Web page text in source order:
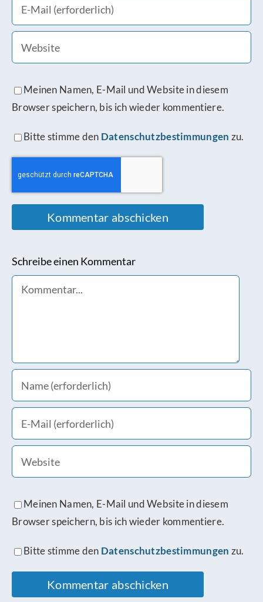
Meinen Namen, E-Mail und Website in diesem
Browser speichern, bis ich wieder kommentiere.
Bitte stimme den Datenschutzbestimmungen zu.
Schreibe einen Kommentar
Comment
Meinen Namen, E-Mail und Website in diesem
Browser speichern, bis ich wieder kommentiere.
Bitte stimme den Datenschutzbestimmungen zu.